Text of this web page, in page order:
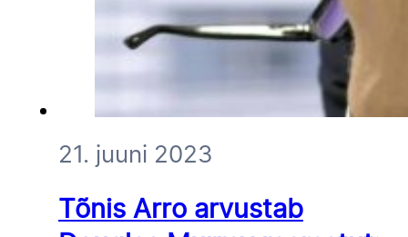
21. juuni 2023
Tõnis Arro arvustab